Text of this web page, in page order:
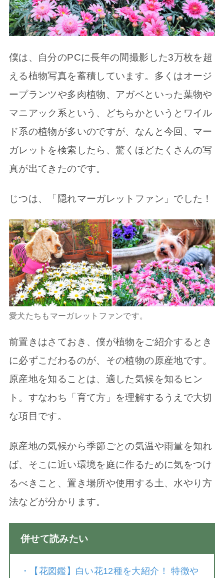
僕は、自分のPCに長年の間撮影した3万枚を超
える植物写真を蓄積しています。多くはオージ
ープランツや多肉植物、アガベといった葉物や
マニアック系という、どちらかというとワイル
ド系の植物が多いのですが、なんと今回、マー
ガレットを検索したら、驚くほどたくさんの写
真が出てきたのです。
じつは、「隠れマーガレットファン」でした！
愛犬たちもマーガレットファンです。
前置きはさておき、僕が植物をご紹介するとき
に必ずこだわるのが、その植物の原産地です。
原産地を知ることは、適した気候を知るヒン
ト。すなわち「育て方」を理解するうえで大切
な項目です。
原産地の気候から季節ごとの気温や雨量を知れ
ば、そこに近い環境を庭に作るために気をつけ
るべきこと、置き場所や使用する土、水やり方
法などが分かります。
併せて読みたい
・
【花図鑑】白い花12種を大紹介！ 特徴や